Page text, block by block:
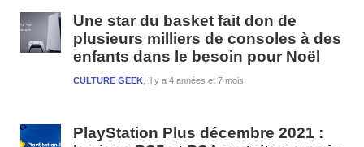
Une star du basket fait don de
plusieurs milliers de consoles à des
enfants dans le besoin pour Noël
Il y a 4 années et 7 mois
CULTURE GEEK
PlayStation Plus décembre 2021 :